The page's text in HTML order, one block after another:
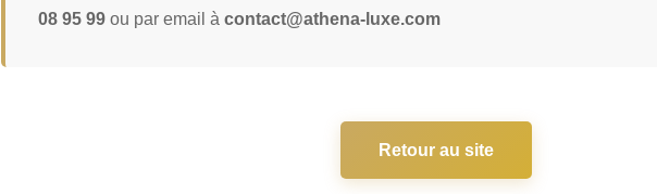
08 95 99 ou par email à contact@athena-luxe.com
Retour au site